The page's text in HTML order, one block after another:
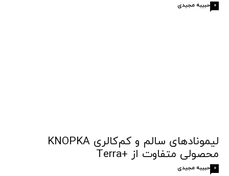
حبیبه مجیدی 0
لیمونادهای سالم و کم‌کالری KNOPKA
محصولی متفاوت از +Terra
حبیبه مجیدی 0